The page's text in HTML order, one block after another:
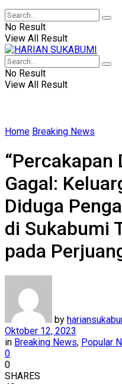
No Result
View All Result
No Result
View All Result
Home Breaking News
“Percakapan
Gagal:
Diduga
di Sukabumi
pada
by
Oktober 12, 2023
in Breaking News, Popular
0
0
SHARES